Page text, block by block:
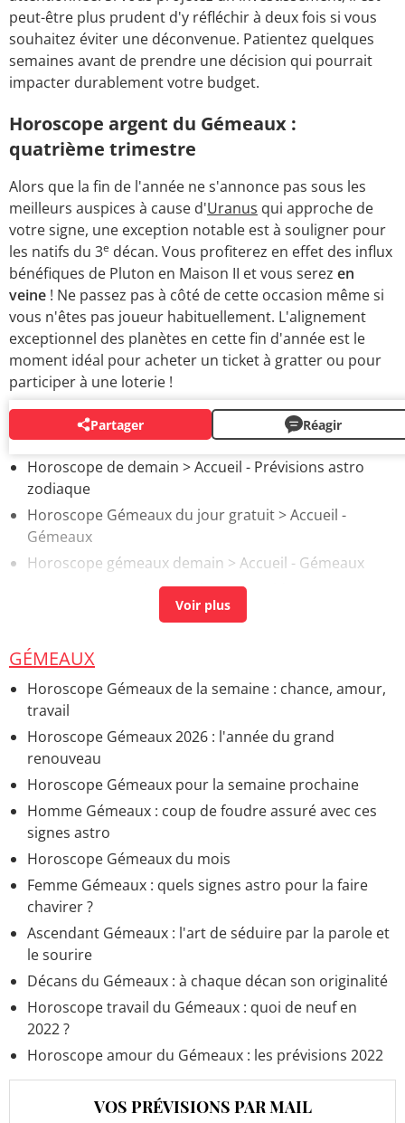
peut-être plus prudent d'y réfléchir à deux fois si vous
souhaitez éviter une déconvenue. Patientez quelques
semaines avant de prendre une décision qui pourrait
impacter durablement votre budget.
Horoscope argent du Gémeaux :
quatrième trimestre
Alors que la fin de l'année ne s'annonce pas sous les
meilleurs auspices à cause d'Uranus qui approche de
votre signe, une exception notable est à souligner pour
les natifs du 3e décan. Vous profiterez en effet des influx
bénéfiques de Pluton en Maison II et vous serez en
veine ! Ne passez pas à côté de cette occasion même si
vous n'êtes pas joueur habituellement. L'alignement
exceptionnel des planètes en cette fin d'année est le
moment idéal pour acheter un ticket à gratter ou pour
participer à une loterie !
Partager Réagir
AUTOUR DU MÊME SUJET
Horoscope de demain > Accueil - Prévisions astro
zodiaque
Horoscope Gémeaux du jour gratuit> Accueil -
Gémeaux
Horoscope gémeaux demain > Accueil - Gémeaux
Horoscope semaine prochaine> Guide
GÉMEAUX
Horoscope Gémeaux de la semaine : chance, amour,
travail
Horoscope Gémeaux 2026 : l'année du grand
renouveau
Horoscope Gémeaux pour la semaine prochaine
Homme Gémeaux : coup de foudre assuré avec ces
signes astro
Horoscope Gémeaux du mois
Femme Gémeaux : quels signes astro pour la faire
chavirer ?
Ascendant Gémeaux : l'art de séduire par la parole et
le sourire
Décans du Gémeaux : à chaque décan son originalité
Horoscope travail du Gémeaux : quoi de neuf en
2022 ?
Horoscope amour du Gémeaux : les prévisions 2022
VOS PRÉVISIONS PAR MAIL